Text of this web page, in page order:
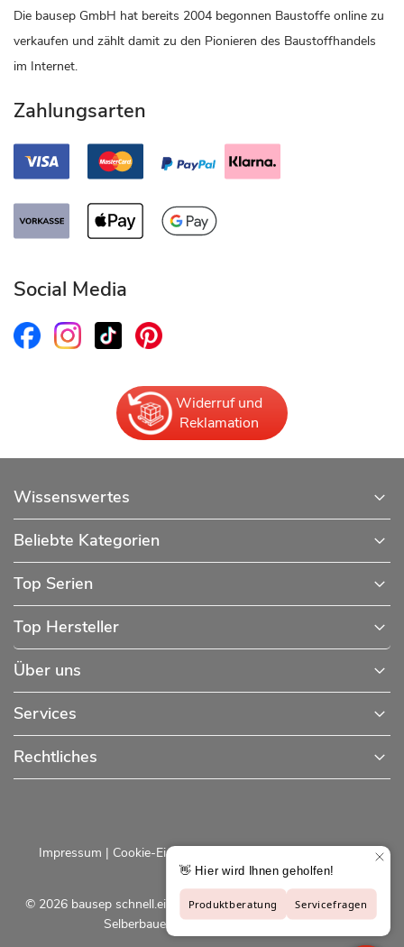
Die bausep GmbH hat bereits 2004 begonnen Baustoffe online zu
verkaufen und zählt damit zu den Pionieren des Baustoffhandels
im Internet.
Zahlungsarten
Social Media
Widerruf und
Reklamation
Wissenswertes
Beliebte Kategorien
Top Serien
Top Hersteller
Über uns
Services
Rechtliches
© 2026 bausep schnell.einfach.preiswert - Baustoffe online für
Selberbauer und Profis |bausep.de
Impressum | Cookie-Einstellungen